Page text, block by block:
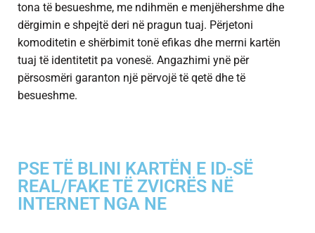
tona të besueshme, me ndihmën e menjëhershme dhe
dërgimin e shpejtë deri në pragun tuaj. Përjetoni
komoditetin e shërbimit tonë efikas dhe merrni kartën
tuaj të identitetit pa vonesë. Angazhimi ynë për
përsosmëri garanton një përvojë të qetë dhe të
besueshme.
PSE TË BLINI KARTËN E ID-SË
REAL/FAKE TË ZVICRËS NË
INTERNET NGA NE